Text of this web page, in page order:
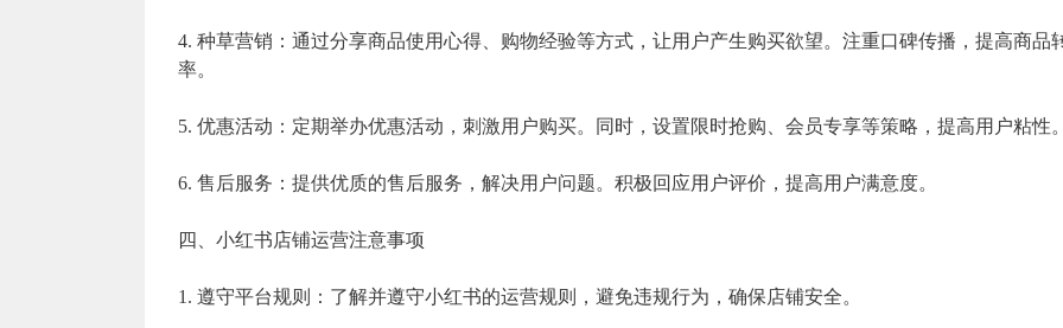
4. 种草营销：通过分享商品使用心得、购物经验等方式，让用户产生购买欲望。注重口碑传播，提高商品
率。
5. 优惠活动：定期举办优惠活动，刺激用户购买。同时，设置限时抢购、会员专享等策略，提高用户粘性。
6. 售后服务：提供优质的售后服务，解决用户问题。积极回应用户评价，提高用户满意度。
四、小红书店铺运营注意事项
1. 遵守平台规则：了解并遵守小红书的运营规则，避免违规行为，确保店铺安全。